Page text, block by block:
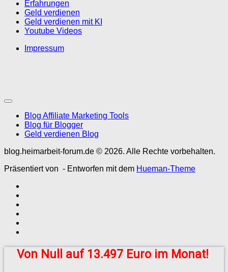
Erfahrungen
Geld verdienen
Geld verdienen mit KI
Youtube Videos
Impressum
Blog Affiliate Marketing Tools
Blog für Blogger
Geld verdienen Blog
blog.heimarbeit-forum.de © 2026. Alle Rechte vorbehalten.
Präsentiert von - Entworfen mit dem Hueman-Theme
Von Null auf 13.497 Euro im Monat!